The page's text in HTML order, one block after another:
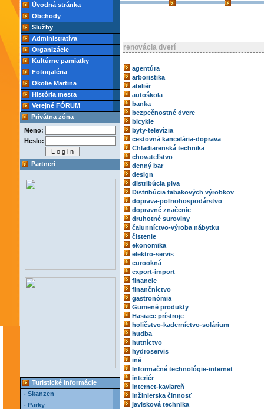
Úvodná stránka
Obchody
Služby
Administratíva
Organizácie
Kultúrne pamiatky
Fotogaléria
Okolie Martina
História mesta
Verejné FÓRUM
Privátna zóna
Meno:
Heslo:
Partneri
Turistické informácie
- Skanzen
- Parky
renovácia dverí
agentúra
arboristika
ateliér
autoškola
banka
bezpečnostné dvere
bicykle
byty-televízia
cestovná kancelária-doprava
Chladiarenská technika
chovateľstvo
denný bar
design
distribúcia piva
Distribúcia tabakových výrobkov
doprava-poľnohospodárstvo
dopravné značenie
druhotné suroviny
čalunníctvo-výroba nábytku
čistenie
ekonomika
elektro-servis
eurookná
export-import
financie
finančníctvo
gastronómia
Gumené produkty
Hasiace prístroje
holičstvo-kaderníctvo-solárium
hudba
hutníctvo
hydroservis
iné
Informačné technológie-internet
interiér
internet-kaviareň
inžinierska činnosť
javisková technika